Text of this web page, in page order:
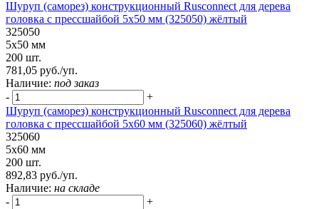
Шуруп (саморез) конструкционный Rusconnect для дерева
головка с прессшайбой 5х50 мм (325050) жёлтый
325050
5х50 мм
200 шт.
781,05 руб./уп.
Наличие: под заказ
-
+
Шуруп (саморез) конструкционный Rusconnect для дерева
головка с прессшайбой 5х60 мм (325060) жёлтый
325060
5х60 мм
200 шт.
892,83 руб./уп.
Наличие: на складе
-
+